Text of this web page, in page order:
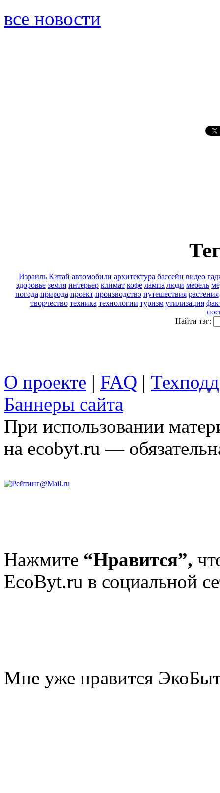
все новости
Израиль Китай автомобили архитектура бассейн видео
здоровье земля интерьер климат кофе лампа люди мебель
погода природа проект производство путешествия растения
творчество техника технологии туризм утилизация
Найти тэг:
О проекте | FAQ |
Баннеры сайта
При использовании
на ecobyt.ru —
Нажмите “Нравится”,
EcoByt.ru в социальной
Мне уже нравится